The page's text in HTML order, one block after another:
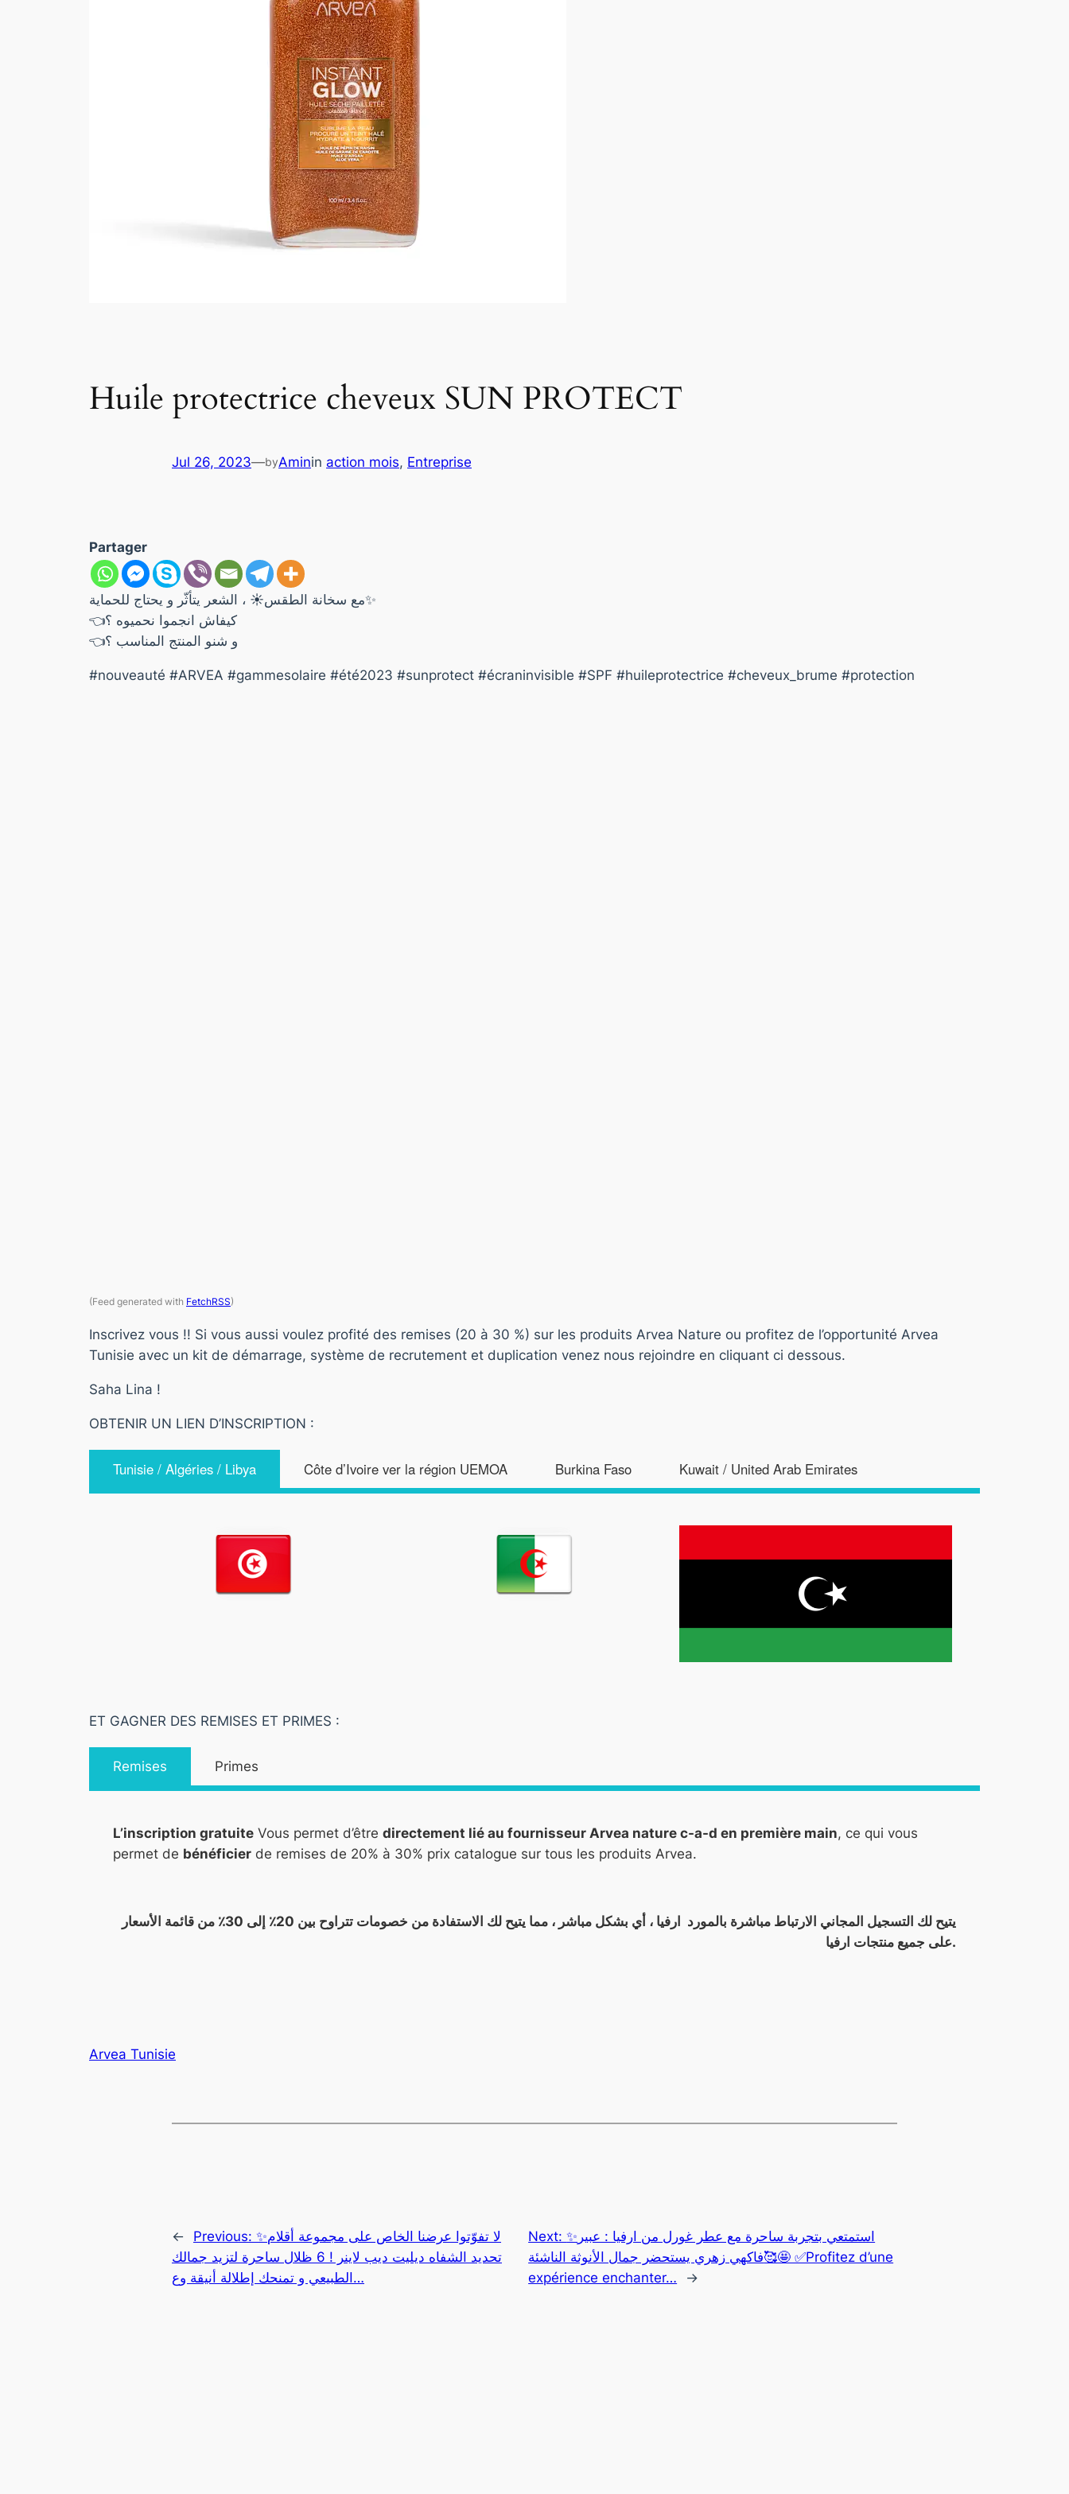
Huile protectrice cheveux SUN PROTECT
Jul 26, 2023—byAminin action mois, Entreprise
Partager
مع سخانة الطقس☀️ ، الشعر يتأثّر و يحتاج للحماية✨
👈كيفاش انجموا نحميوه ؟
👈و شنو المنتج المناسب ؟
#nouveauté #ARVEA #gammesolaire #été2023 #sunprotect #écraninvisible #SPF #huileprotectrice #cheveux_brume #protection
(Feed generated with FetchRSS)
Inscrivez vous !! Si vous aussi voulez profité des remises (20 à 30 %) sur les produits Arvea Nature ou profitez de l’opportunité Arvea
Tunisie avec un kit de démarrage, système de recrutement et duplication venez nous rejoindre en cliquant ci dessous.
Saha Lina !
OBTENIR UN LIEN D’INSCRIPTION :
Tunisie / Algéries / Libya Côte d’Ivoire ver la région UEMOA Burkina Faso Kuwait / United Arab Emirates
ET GAGNER DES REMISES ET PRIMES :
Remises Primes
L’inscription gratuite Vous permet d’être directement lié au fournisseur Arvea nature c-a-d en première main, ce qui vous
permet de bénéficier de remises de 20% à 30% prix catalogue sur tous les produits Arvea.
يتيح لك التسجيل المجاني الارتباط مباشرة بالمورد ارفيا ، أي بشكل مباشر ، مما يتيح لك الاستفادة من خصومات تتراوح بين 20٪ إلى 30٪ من قائمة الأسعار
على جميع منتجات ارفيا.
Arvea Tunisie
← Previous: ✨لا تفوّتوا عرضنا الخاص على مجموعة أقلام
تحديد الشفاه ديليت ديب لاينر ! 6 ظلال ساحرة لتزيد جمالك
الطبيعي و تمنحك إطلالة أنيقة وع…
Next:✨استمتعي بتجربة ساحرة مع عطر غورل من ارفيا : عبير
فاكهي زهري يستحضر جمال الأنوثة الناشئة🥰🤩 ✅Profitez d’une
expérience enchanter…
→